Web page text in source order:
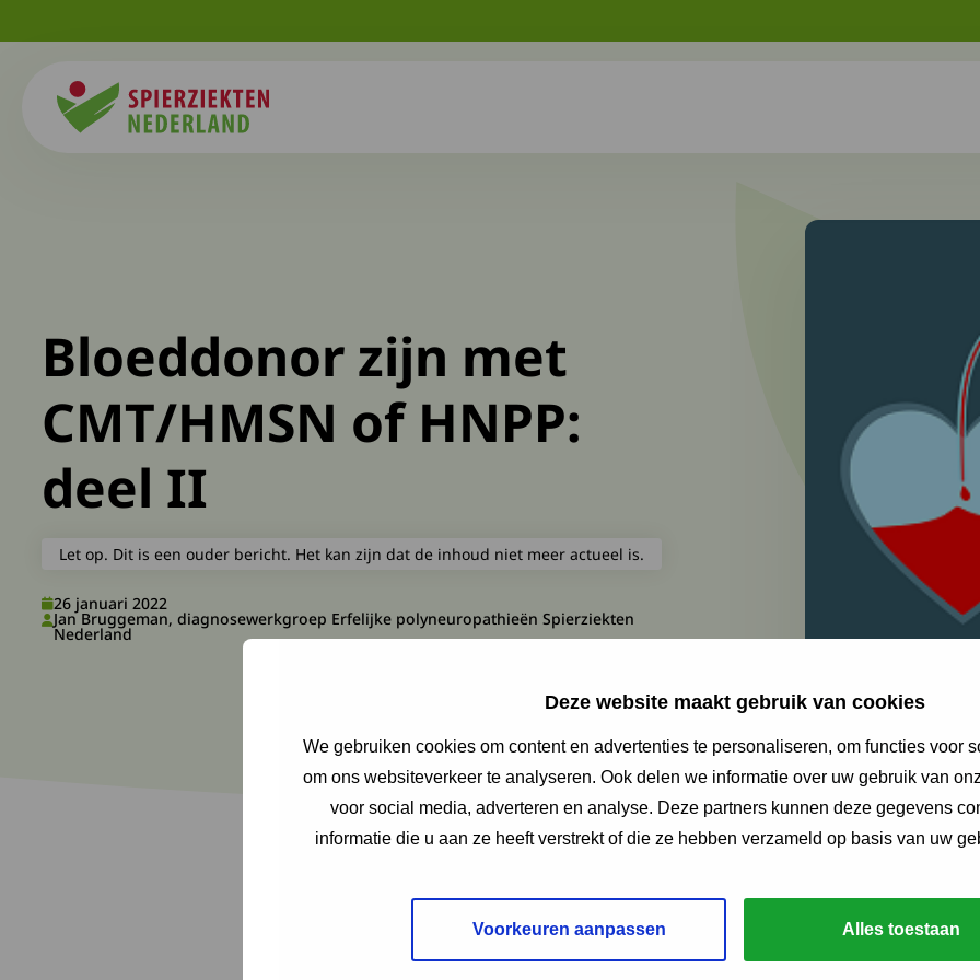
Deze website maakt gebruik van cookies
We gebruiken cookies om content en advertenties te personaliseren, om functies voor
om ons websiteverkeer te analyseren. Ook delen we informatie over uw gebruik van
voor social media, adverteren en analyse. Deze partners kunnen deze gegevens
informatie die u aan ze heeft verstrekt of die ze hebben verzameld op basis van uw
Voorkeuren aanpassen Alles toestaan
Bloeddonor zijn met
CMT/HMSN of HNPP:
deel II
Let op. Dit is een ouder bericht. Het kan zijn dat de inhoud niet meer actueel is.
26 januari 2022
Jan Bruggeman, diagnosewerkgroep Erfelijke polyneuropathieën Spierziekten
Nederland